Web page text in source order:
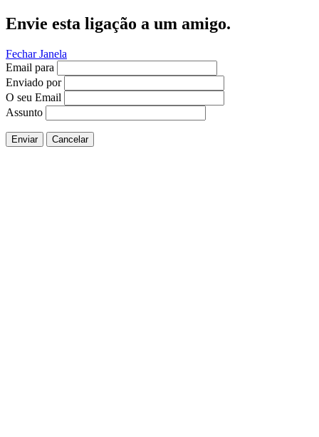
Envie esta ligação a um amigo.
Fechar Janela
Email para
Enviado por
O seu Email
Assunto
Enviar Cancelar